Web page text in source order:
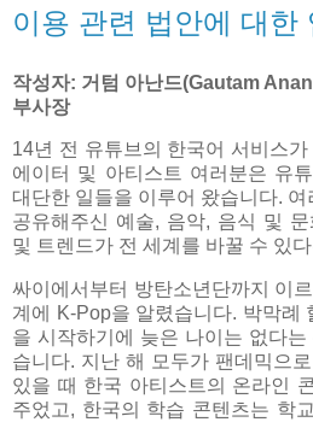
이용 관련 법안에 대한
작성자: 거텀 아난드(Gautam
부사장
14년 전 유튜브의 한국어 서비스
에이터 및 아티스트 여러분은 유
대단한 일들을 이루어 왔습니다.
공유해주신 예술, 음악, 음식 및
및 트렌드가 전 세계를 바꿀 수 있
싸이에서부터 방탄소년단까지 이
계에 K-Pop을 알렸습니다. 박막례
을 시작하기에 늦은 나이는 없다
습니다. 지난 해 모두가 팬데믹으
있을 때 한국 아티스트의 온라인
주었고, 한국의 학습 콘텐츠는 학